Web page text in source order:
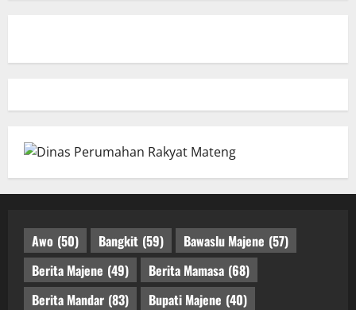
Awo (50) Bangkit (59) Bawaslu Majene (57)
Berita Majene (49) Berita Mamasa (68)
Berita Mandar (83) Bupati Majene (40)